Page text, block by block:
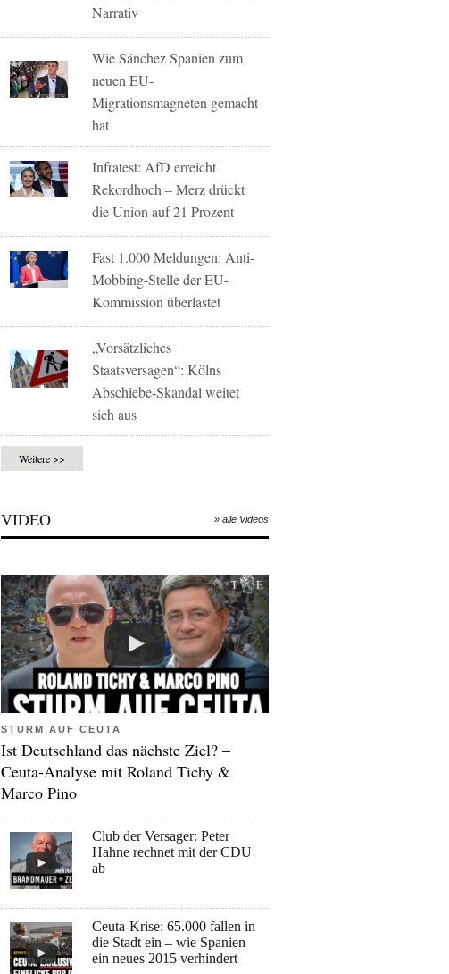
Narrativ
Wie Sánchez Spanien zum
neuen EU-
Migrationsmagneten gemacht
hat
Infratest: AfD erreicht
Rekordhoch – Merz drückt
die Union auf 21 Prozent
Fast 1.000 Meldungen: Anti-
Mobbing-Stelle der EU-
Kommission überlastet
„Vorsätzliches
Staatsversagen“: Kölns
Abschiebe-Skandal weitet
sich aus
Weitere >>
VIDEO » alle Videos
STURM AUF CEUTA
Ist Deutschland das nächste Ziel? –
Ceuta-Analyse mit Roland Tichy &
Marco Pino
Club der Versager: Peter
Hahne rechnet mit der CDU
ab
Ceuta-Krise: 65.000 fallen in
die Stadt ein – wie Spanien
ein neues 2015 verhindert